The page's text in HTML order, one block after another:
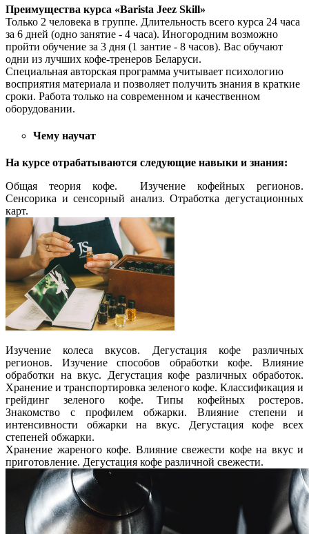
Преимущества курса «Barista Jeez Skill»
Только 2 человека в группе. Длительность всего курса 24 часа
за 6 дней (одно занятие - 4 часа). Иногородним возможно
пройти обучение за 3 дня (1 зантие - 8 часов). Вас обучают
одни из лучших кофе-тренеров Беларуси.
Специальная авторская программа учитывает психологию
восприятия материала и позволяет получить знания в краткие
сроки. Работа только на современном и качественном
оборудовании.
Чему научат
На курсе отрабатываются следующие навыки и знания:
Общая теория кофе. Изучение кофейных регионов.
Сенсорика и сенсорный анализ. Отработка дегустационных
карт.
Изучение колеса вкусов. Дегустация кофе различных
регионов. Изучение способов обработки кофе. Влияние
обработки на вкус. Дегустация кофе различных обработок.
Хранение и транспортировка зеленого кофе. Классификация и
грейдинг зеленого кофе. Типы кофейных ростеров.
Знакомство с профилем обжарки. Влияние степени и
интенсивности обжарки на вкус. Дегустация кофе всех
степеней обжарки.
Хранение жареного кофе. Влияние свежести кофе на вкус и
приготовление. Дегустация кофе различной свежести.